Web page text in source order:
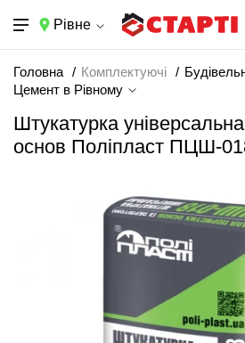
Рівне
Головна Комплектуючі
Цемент в Рівному
Штукатурка
основ Поліпласт ПЦШ-